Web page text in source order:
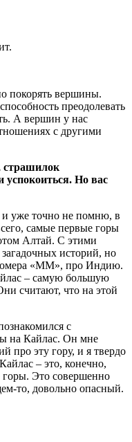
покорять вершины.
преодолевать
А вершин у нас
с другими
страшилок
Но вас
и уже точно не помню, в
самые первые горы
Алтай. С этими
историй, но
«ММ», про Индию.
– самую большую
считают, что на этой
с
на Кайлас. Он мне
про эту гору, и я твердо
– это, конечно,
горы. Это совершенно
то, довольно опасный.